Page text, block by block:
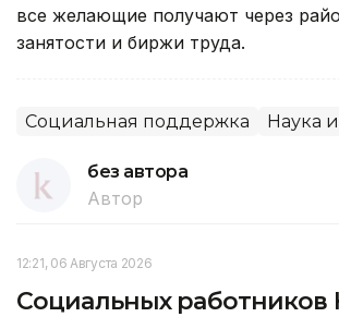
все желающие получают через
занятости и биржи труда.
Социальная поддержка Наука
без автора
Автор
12:21, 06 Августа 2026
Социальных работников